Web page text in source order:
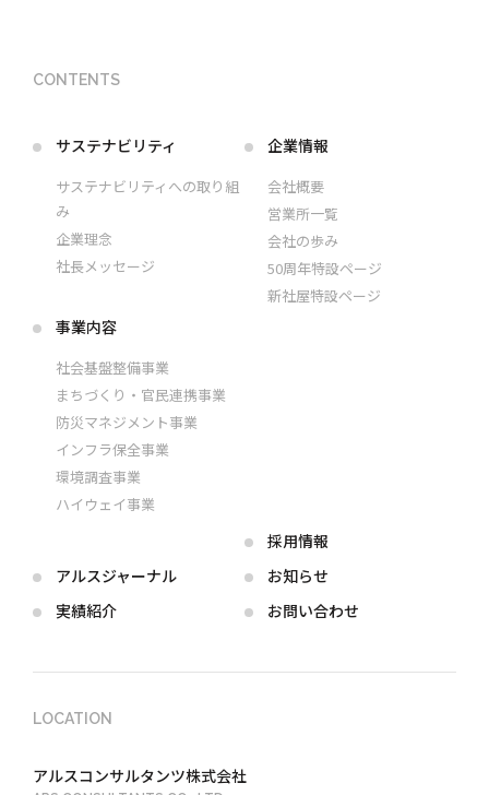
CONTENTS
サステナビリティ
サステナビリティへの取り組
み
企業理念
社長メッセージ
企業情報
会社概要
営業所一覧
会社の歩み
50周年特設ページ
新社屋特設ページ
事業内容
社会基盤整備事業
まちづくり・官民連携事業
防災マネジメント事業
インフラ保全事業
環境調査事業
ハイウェイ事業
アルスジャーナル
実績紹介
採用情報
お知らせ
お問い合わせ
LOCATION
アルスコンサルタンツ株式会社